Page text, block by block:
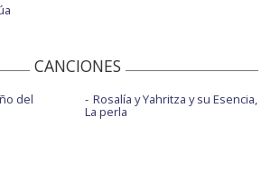
CANCIONES
del Rosalía y Yahritza y su Esencia,
La perla